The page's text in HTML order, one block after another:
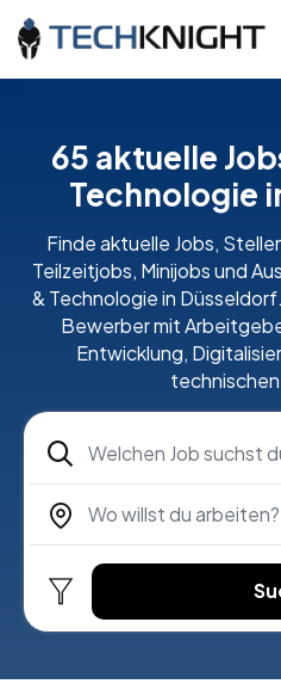
65 aktuelle
Technologie
Finde aktuelle Jobs,
Teilzeitjobs, Minijobs und
& Technologie in
Bewerber mit
Entwicklung,